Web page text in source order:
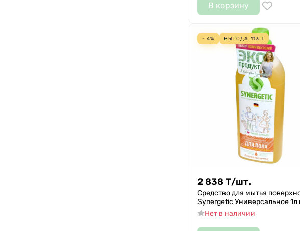
В корзину
- 4% ВЫГОДА 113 Т
2 838 Т/шт.
Средство для мытья
Synergetic Универсальное 1л
Нет в наличии